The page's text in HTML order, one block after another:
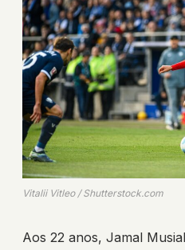
Vitalii Vitleo / Shutterstock.com
Aos 22 anos, Jamal